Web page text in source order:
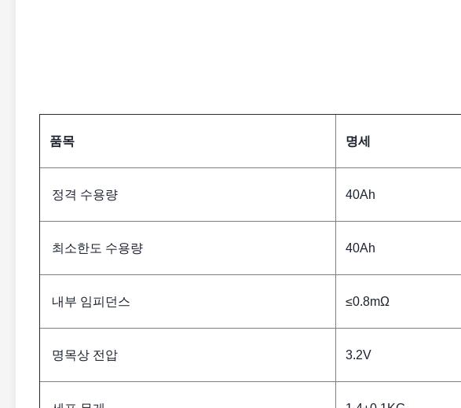
품목 명세
정격 수용량
40Ah
최소한도 수용량
40Ah
내부 임피던스 ≤0.8mΩ
명목상 전압 3.2V